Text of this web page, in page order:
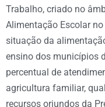
Trabalho, criado no
Alimentação Escolar
situação da
ensino dos municípios
percentual de
agricultura familiar,
recursos oriundos da